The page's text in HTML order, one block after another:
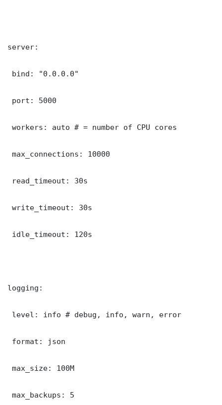
server:
bind: "0.0.0.0"
port: 5000
workers: auto # = number of CPU cores
max_connections: 10000
read_timeout: 30s
write_timeout: 30s
idle_timeout: 120s
logging:
level: info # debug, info, warn, error
format: json
max_size: 100M
max_backups: 5